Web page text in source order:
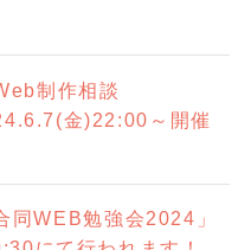
制作相談
金)22:00～開催
同WEB勉強会2024」